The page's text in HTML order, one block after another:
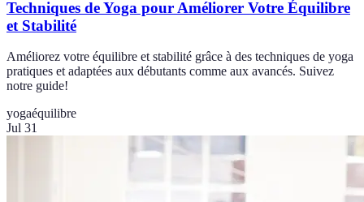
Techniques de Yoga pour Améliorer Votre Équilibre
et Stabilité
Améliorez votre équilibre et stabilité grâce à des techniques de yoga
pratiques et adaptées aux débutants comme aux avancés. Suivez
notre guide!
yogaéquilibre
Jul 31